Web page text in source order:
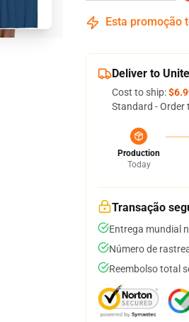
Esta promoção
Deliver to
Cost to ship:
Standard - Order
Production
Today
Transação
Entrega mundial
Número de
Reembolso total